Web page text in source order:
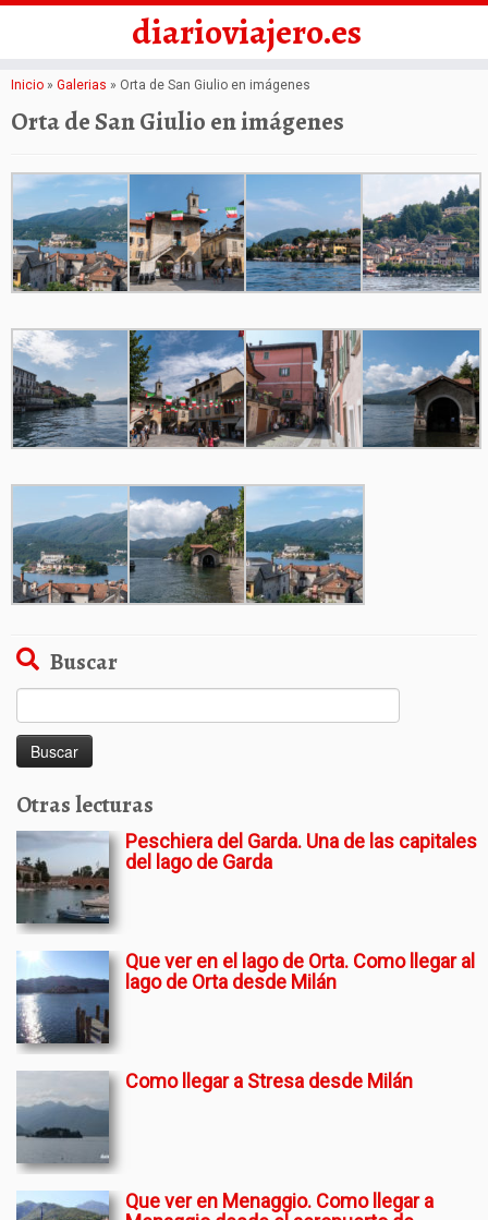
Saltar
diarioviajero.es
Inicio » Galerias » Orta de San Giulio en imágenes
Orta de San Giulio en imágenes
Buscar
Otras lecturas
Peschiera del Garda. Una de las capitales
del lago de Garda
Que ver en el lago de Orta. Como llegar al
lago de Orta desde Milán
Como llegar a Stresa desde Milán
Que ver en Menaggio. Como llegar a